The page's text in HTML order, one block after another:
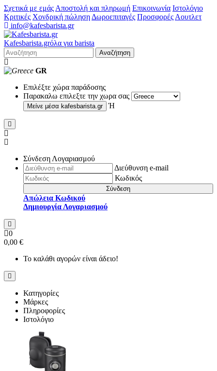
Σχετικά με εμάς Αποστολή και πληρωμή Επικοινωνία Ιστολόγιο
Κριτικές Χονδρική πώληση Δωροεπιταγές Προσφορές Αουτλετ
info@kafesbarista.gr
Kafesbarista.grόλα για barista
Αναζήτηση
GR
Επιλέξτε χώρα παράδοσης
Παρακαλω επιλεξτε την χωρα σας
Μείνε μέσα kafesbarista.gr Ή
Σύνδεση Λογαριασμού
Διεύθυνση e-mail
Κωδικός
Σύνδεση
Απώλεια Κωδικού
Δημιουργία Λογαριασμού
0
0,00 €
Το καλάθι αγορών είναι άδειο!
Κατηγορίες
Μάρκες
Πληροφορίες
Ιστολόγιο